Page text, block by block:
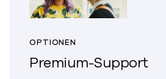
OPTIONEN
Premium-Support